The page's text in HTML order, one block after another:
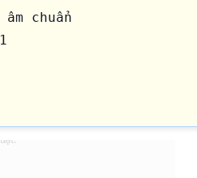
chuẩn